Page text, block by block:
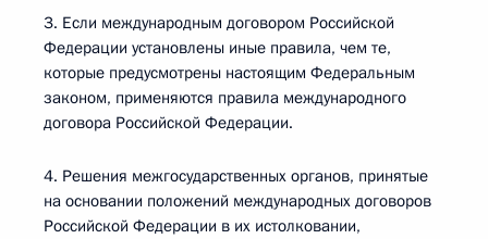
3. Если международным договором Российской
Федерации установлены иные правила, чем те,
которые предусмотрены настоящим Федеральным
законом, применяются правила международного
договора Российской Федерации.
4. Решения межгосударственных органов, принятые
на основании положений международных договоров
Российской Федерации в их истолковании,